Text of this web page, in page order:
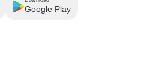
Google Play